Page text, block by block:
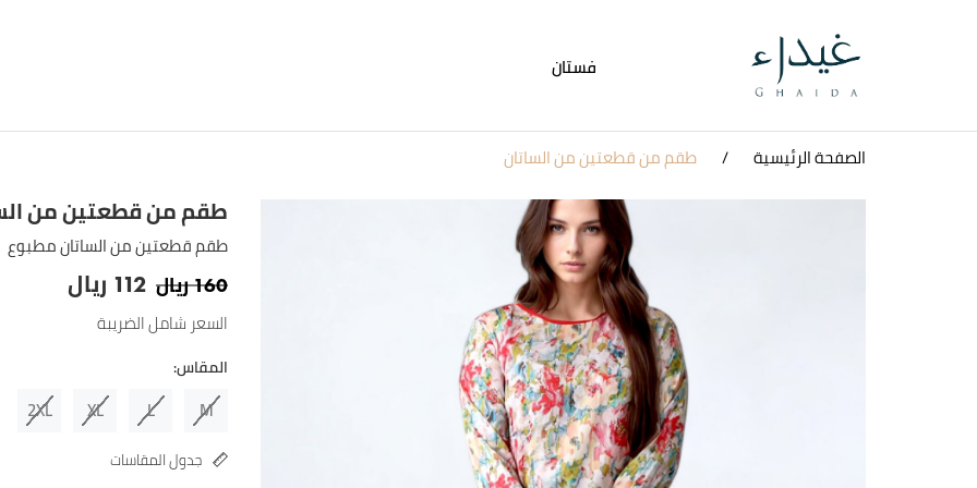
فستان
الصفحة الرئيسية طقم من قطعتين من الساتان
طقم من قطعتين من
طقم قطعتين من الساتان مطبوع
ريال160 ريال 112
السعر شامل الضريبة
المقاس:
M
L
XL
2XL
جدول المقاسات